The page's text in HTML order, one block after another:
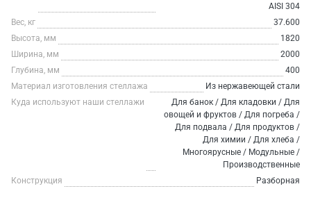
AISI 304
Вес, кг
37.600
Высота, мм
1820
Ширина, мм
2000
Глубина, мм
400
Материал изготовления стеллажа
Из нержавеющей стали
Куда используют наши стеллажи
Для банок / Для кладовки / Для
овощей и фруктов / Для погреба /
Для подвала / Для продуктов /
Для химии / Для хлеба /
Многоярусные / Модульные /
Производственные
Конструкция
Разборная